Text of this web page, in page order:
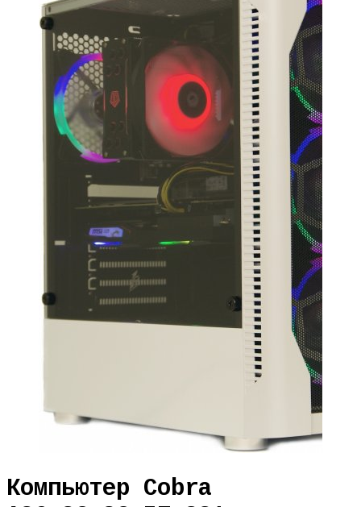
Компьютер Cobra